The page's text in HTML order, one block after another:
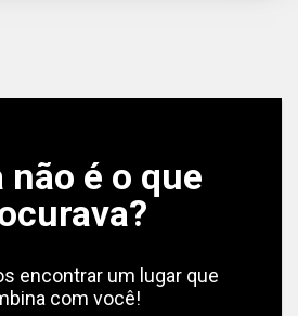
não é o que
encontrar um lugar que
com você!